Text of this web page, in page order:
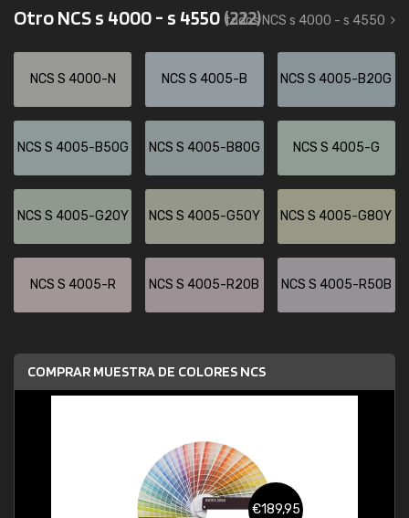
Otro NCS s 4000 - s 4550(222)
todos NCS s 4000 - s 4550
NCS S 4000-N NCS S 4005-B NCS S 4005-B20G
NCS S 4005-B50G NCS S 4005-B80G NCS S 4005-G
NCS S 4005-G20Y NCS S 4005-G50Y NCS S 4005-G80Y
NCS S 4005-R NCS S 4005-R20B NCS S 4005-R50B
COMPRAR MUESTRA DE COLORES NCS
€189,95